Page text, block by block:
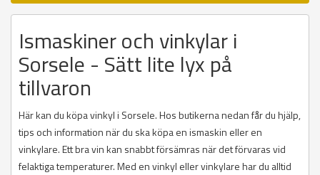
Ismaskiner och vinkylar i
Sorsele - Sätt lite lyx på
tillvaron
Här kan du köpa vinkyl i Sorsele. Hos butikerna nedan får du hjälp,
tips och information när du ska köpa en ismaskin eller en
vinkylare. Ett bra vin kan snabbt försämras när det förvaras vid
felaktiga temperaturer. Med en vinkyl eller vinkylare har du alltid